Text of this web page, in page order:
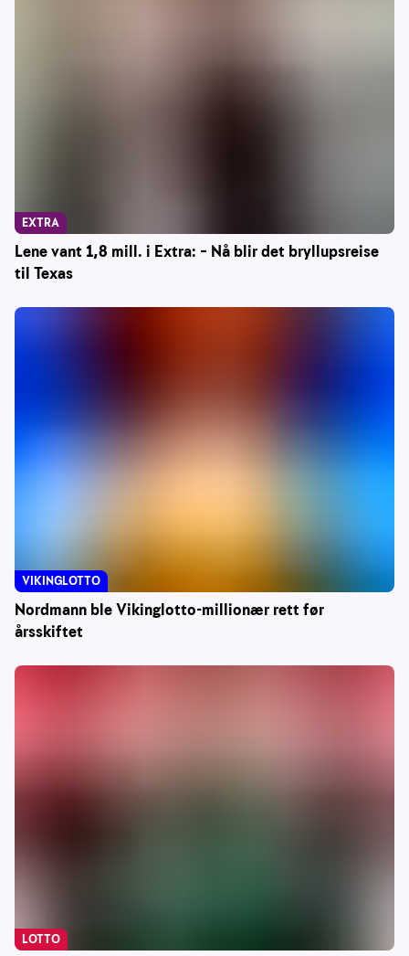
Lene vant 1,8 mill. i Extra: – Nå blir det bryllupsreise
til Texas
EXTRA
Nordmann ble Vikinglotto-millionær rett før
årsskiftet
VIKINGLOTTO
LOTTO